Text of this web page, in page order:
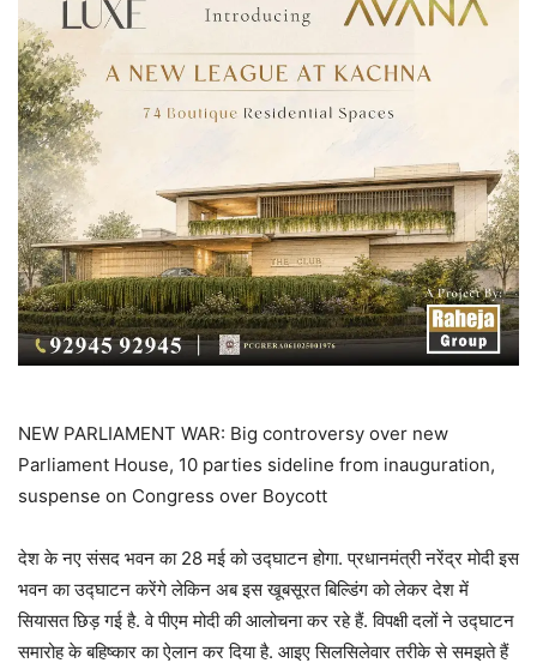
NEW PARLIAMENT WAR: Big controversy over new
Parliament House, 10 parties sideline from inauguration,
suspense on Congress over Boycott
देश के नए संसद भवन का 28 मई को उद्घाटन होगा. प्रधानमंत्री नरेंद्र मोदी इस
भवन का उद्घाटन करेंगे लेकिन अब इस खूबसूरत बिल्डिंग को लेकर देश में
सियासत छिड़ गई है. वे पीएम मोदी की आलोचना कर रहे हैं. विपक्षी दलों ने उद्घाटन
समारोह के बहिष्कार का ऐलान कर दिया है. आइए सिलसिलेवार तरीके से समझते हैं